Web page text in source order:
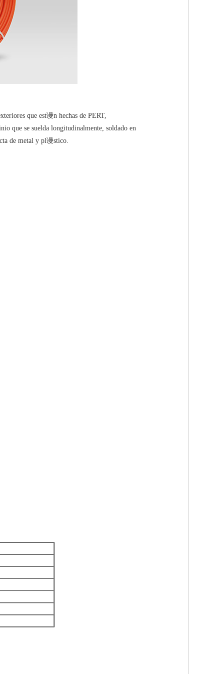
que est谩n hechas de PERT,
que se suelda longitudinalmente, soldado en
de metal y pl谩stico.